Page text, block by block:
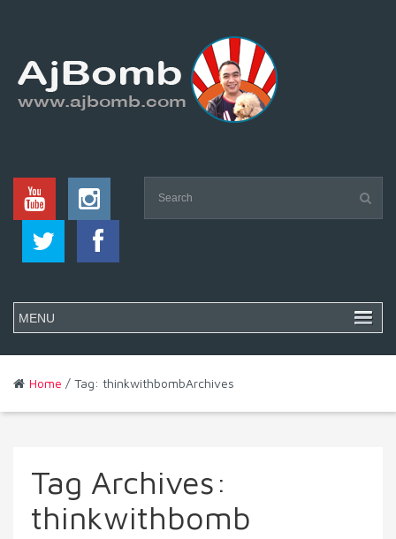
Home / Tag: thinkwithbombArchives
Tag Archives:
thinkwithbomb